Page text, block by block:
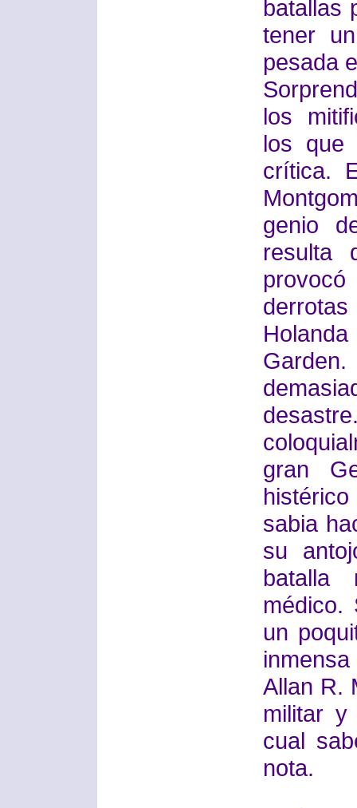
batallas
tener
pesada
los
los que
crítica.
genio
resulta
gran
sabia
su
batalla
médico.
un
Allan R.
militar
cual
nota.